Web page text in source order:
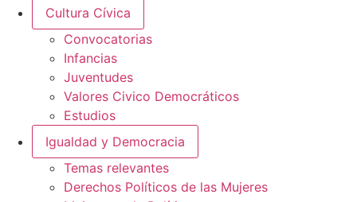
Cultura Cívica
Convocatorias
Infancias
Juventudes
Valores Civico Democráticos
Estudios
Igualdad y Democracia
Temas relevantes
Derechos Políticos de las Mujeres